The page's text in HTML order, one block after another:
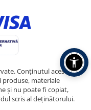
Conținutul acestui
produse, materiale
și nu poate fi copiat,
scris al deținătorului.